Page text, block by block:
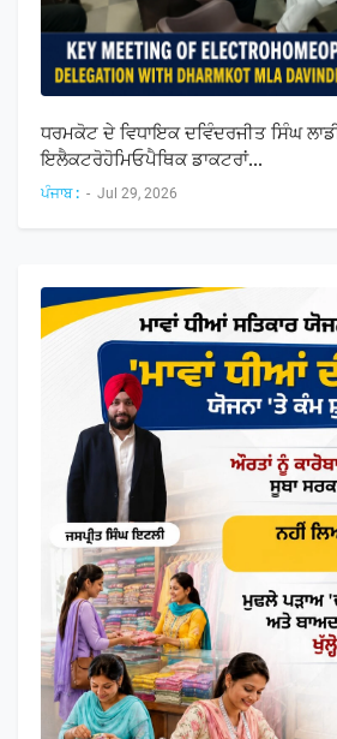
ਧਰਮਕੋਟ ਦੇ ਵਿਧਾਇਕ ਦਵਿੰਦਰਜੀਤ ਸਿੰਘ
ਇਲੈਕਟਰੋਹੋਮਿਓਪੈਥਿਕ ਡਾਕਟਰਾਂ...
ਪੰਜਾਬ : - Jul 29, 2026